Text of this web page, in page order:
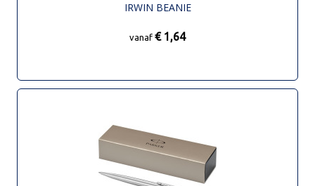
IRWIN BEANIE
vanaf € 1,64